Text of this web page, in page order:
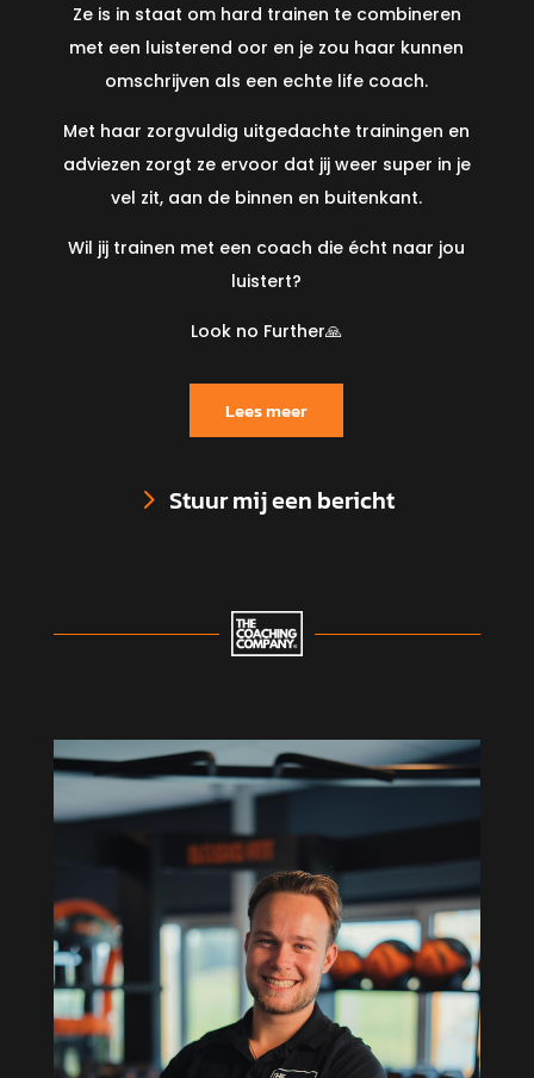
Ze is in staat om hard trainen te combineren
met een luisterend oor en je zou haar kunnen
omschrijven als een echte life coach.
Met haar zorgvuldig uitgedachte trainingen en
adviezen zorgt ze ervoor dat jij weer super in je
vel zit, aan de binnen en buitenkant.
Wil jij trainen met een coach die écht naar jou
luistert?
Look no Further🙏
Lees meer
Stuur mij een bericht